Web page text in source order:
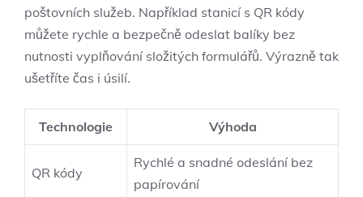
poštovních služeb. Například stanicí s QR kódy
můžete rychle a bezpečně odeslat balíky bez
nutnosti vyplňování složitých formulářů. Výrazně tak
ušetříte čas i úsilí.
Technologie Výhoda
QR kódy
Rychlé a snadné odeslání bez
papírování